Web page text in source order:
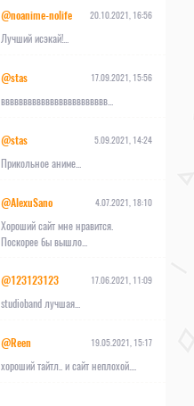
@noanime-nolife 20.10.2021, 16:56
Лучший исэкай!...
@stas 17.09.2021, 15:56
вввввввввввввввввввввввв...
@stas 5.09.2021, 14:24
Прикольное аниме...
@AlexuSano 4.07.2021, 18:10
Хороший сайт мне нравится.
Поскорее бы вышло...
@123123123 17.06.2021, 11:09
studioband лучшая...
@Reen 19.05.2021, 15:17
хороший тайтл.. и сайт неплохой....